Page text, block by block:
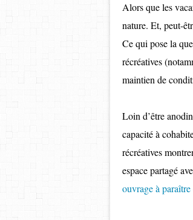
Alors que les
nature. Et, peut-
Ce qui pose la
récréatives
maintien de
Loin d’être
capacité à
récréatives
espace partagé
ouvrage à